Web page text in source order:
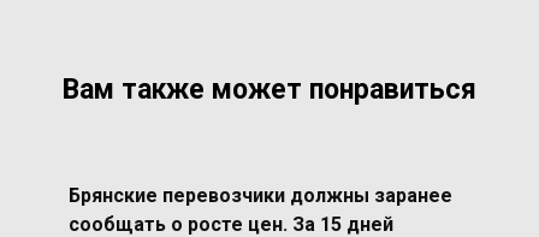
Вам также может понравиться
Брянские перевозчики должны заранее
сообщать о росте цен. За 15 дней